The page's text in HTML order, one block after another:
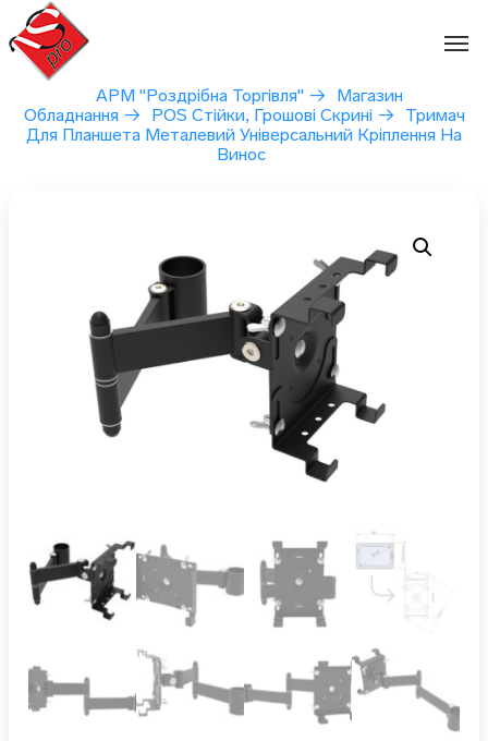
Перейти
вмісту
АРМ "Роздрібна Торгівля" →
Магазин
Обладнання → POS Стійки, Грошові Скрині →
Тримач
Для Планшета Металевий Універсальний Кріплення На
Винос